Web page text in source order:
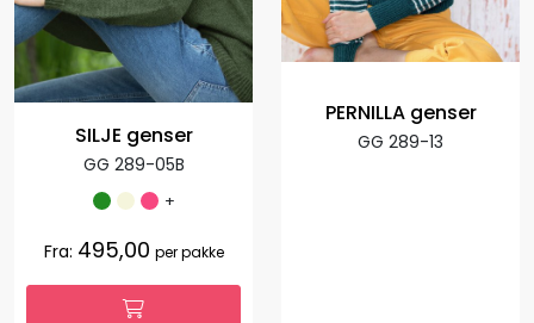
SILJE genser
GG 289-05B
+
Fra: 495,00 per pakke
PERNILLA genser
GG 289-13